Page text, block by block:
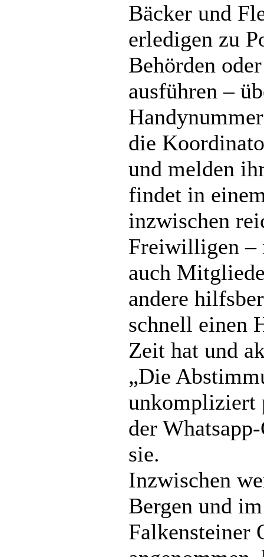
Bäcker und
erledigen zu
Behörden
ausführen –
die
und melden
findet in
inzwischen
Freiwilligen –
auch
andere
schnell einen
Zeit hat und
„Die
unkompliziert
der
sie.
Inzwischen
Bergen und
Falkensteiner